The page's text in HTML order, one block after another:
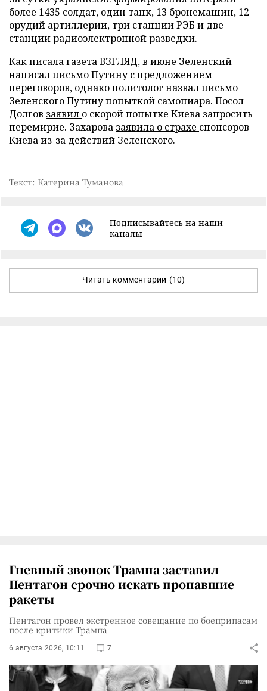
более 1435 солдат, один танк, 13 бронемашин, 12
орудий артиллерии, три станции РЭБ и две
станции радиоэлектронной разведки.
Как писала газета ВЗГЛЯД, в июне Зеленский
написалписьмо Путину с предложением
переговоров, однако политолог назвал письмо
Зеленского Путину попыткой самопиара. Посол
Долгов заявил о скорой попытке Киева запросить
перемирие. Захарова заявила о страхе спонсоров
Киева из-за действий Зеленского.
Текст: Катерина Туманова
Подписывайтесь на наши
каналы
Читать комментарии (10)
Гневный звонок Трампа заставил
Пентагон срочно искать пропавшие
ракеты
Пентагон провел экстренное совещание по боеприпасам
после критики Трампа
6 августа 2026, 10:11 7